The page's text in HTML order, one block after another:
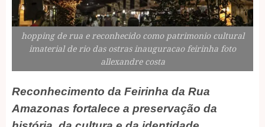
hopping de rua e reconhecido como patrimonio cultural
imaterial de rio das ostras inauguracao feirinha foto
allexandre costa
Reconhecimento da Feirinha da Rua
Amazonas fortalece a preservação da